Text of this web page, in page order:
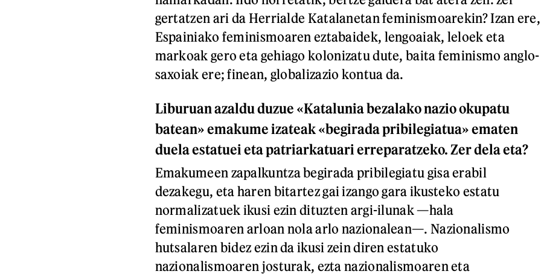
gertatzen ari da Herrialde Katalanetan feminismoarekin? Izan ere,
Espainiako feminismoaren eztabaidek, lengoaiak, leloek eta
markoak gero eta gehiago kolonizatu dute, baita feminismo anglo-
saxoiak ere; finean, globalizazio kontua da.
Liburuan azaldu duzue «Katalunia bezalako nazio okupatu
batean» emakume izateak «begirada pribilegiatua» ematen
duela estatuei eta patriarkatuari erreparatzeko. Zer dela eta?
Emakumeen zapalkuntza begirada pribilegiatu gisa erabil
dezakegu, eta haren bitartez gai izango gara ikusteko estatu
normalizatuek ikusi ezin dituzten argi-ilunak —hala
feminismoaren arloan nola arlo nazionalean—. Nazionalismo
hutsalaren bidez ezin da ikusi zein diren estatuko
nazionalismoaren josturak, ezta nazionalismoaren eta